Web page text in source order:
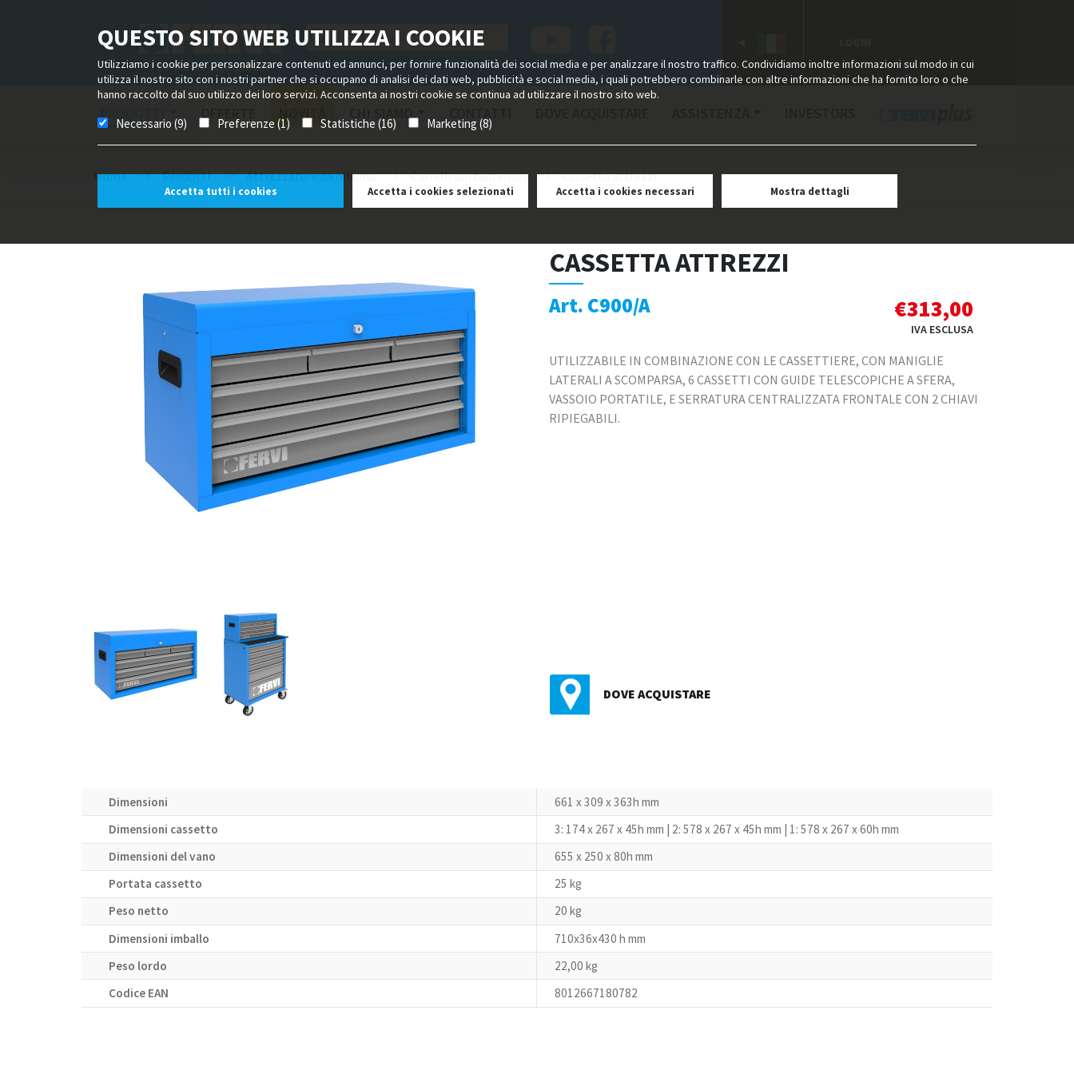
QUESTO SITO WEB UTILIZZA I COOKIE
Utilizziamo i cookie per personalizzare contenuti ed annunci, per fornire funzionalità dei social media e per analizzare il nostro traffico. Condividiamo inoltre informazioni sul modo in cui
utilizza il nostro sito con i nostri partner che si occupano di analisi dei dati web, pubblicità e social media, i quali potrebbero combinarle con altre informazioni che ha fornito loro o che
hanno raccolto dal suo utilizzo dei loro servizi. Acconsenta ai nostri cookie se continua ad utilizzare il nostro sito web.
Necessario (9) Preferenze (1) Statistiche (16) Marketing (8)
Accetta tutti i cookies Accetta i cookies selezionati Accetta i cookies necessari Mostra dettagli
PRODOTTI OFFERTE NOVITÀ CHI SIAMO
Home Prodotti Attrezzature da officina Carrelli portautensili cassetta attrezzi
CASSETTA ATTREZZI
Art. C900/A €313,00
IVA ESCLUSA
UTILIZZABILE IN COMBINAZIONE CON LE CASSETTIERE, CON MANIGLIE
LATERALI A SCOMPARSA, 6 CASSETTI CON GUIDE TELESCOPICHE A SFERA,
VASSOIO PORTATILE, E SERRATURA CENTRALIZZATA FRONTALE CON 2 CHIAVI
RIPIEGABILI.
DOVE ACQUISTARE
Dimensioni
661 x 309 x 363h mm
Dimensioni cassetto
3: 174 x 267 x 45h mm | 2: 578 x 267 x 45h mm | 1: 578 x 267 x 60h mm
Dimensioni del vano
655 x 250 x 80h mm
Portata cassetto
25 kg
Peso netto
20 kg
Dimensioni imballo
710x36x430 h mm
Peso lordo
22,00 kg
Codice EAN
8012667180782